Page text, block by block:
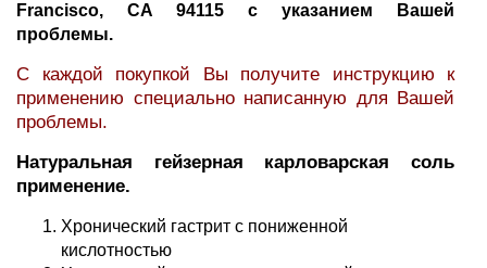
Francisco, CA 94115 c указанием Вашей
проблемы.
С каждой покупкой Вы получите инструкцию к
применению специально написанную для Вашей
проблемы.
Натуральная гейзерная карловарская соль
применение.
Хронический гастрит с пониженной
кислотностью